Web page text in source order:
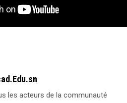
les acteurs de la communauté